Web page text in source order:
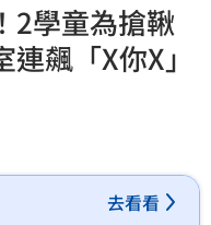
2學童為搶鞦
飆「X你X」
去看看